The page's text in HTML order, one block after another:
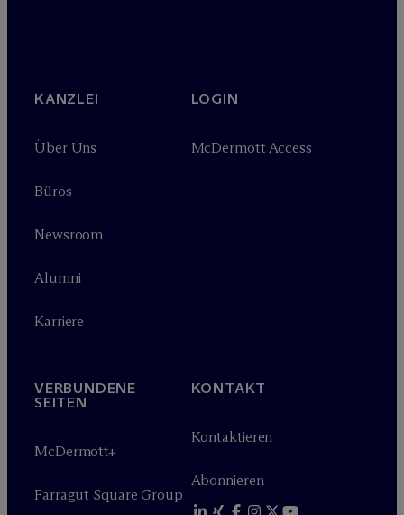
KANZLEI
Über Uns
Büros
Newsroom
Alumni
Karriere
LOGIN
McDermott Access
VERBUNDENE
SEITEN
McDermott+
Farragut Square Group
KONTAKT
Kontaktieren
Abonnieren